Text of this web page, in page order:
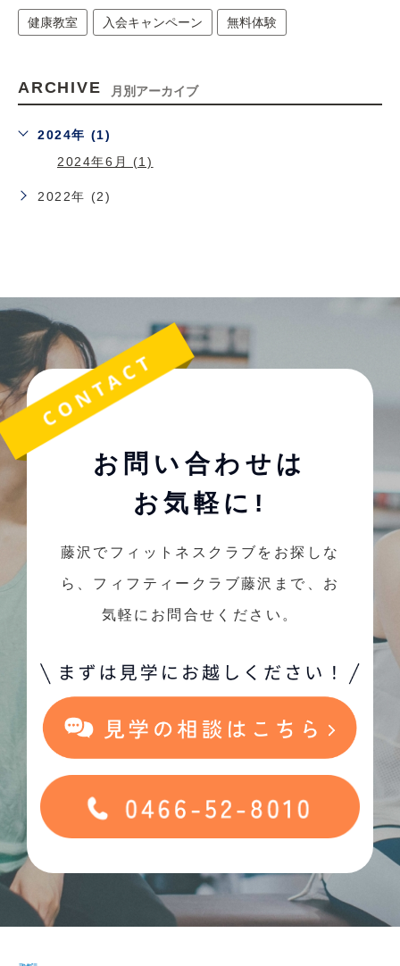
健康教室 入会キャンペーン 無料体験
ARCHIVE 月別アーカイブ
2024年 (1)
2024年6月 (1)
2022年 (2)
お問い合わせは
お気軽に!
藤沢でフィットネスクラブをお探しな
ら、フィフティークラブ藤沢まで、お
気軽にお問合せください。